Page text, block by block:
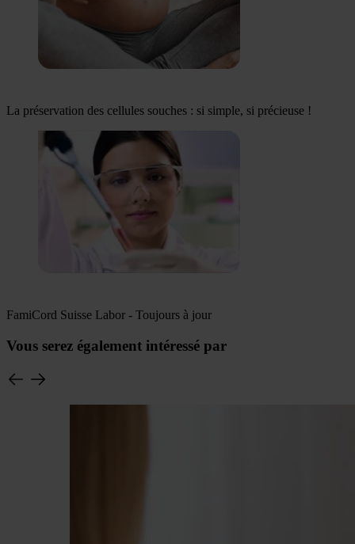
La préservation des cellules souches : si simple, si précieuse !
FamiCord Suisse Labor - Toujours à jour
Vous serez également intéressé par